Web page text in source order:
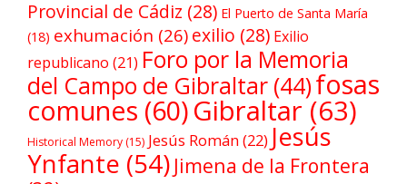
Provincial de Cádiz (28) El Puerto de Santa María
(18) exhumación (26) exilio (28) Exilio
republicano (21) Foro por la Memoria
del Campo de Gibraltar (44)fosas
comunes (60)Gibraltar(63)
Historical Memory (15) Jesús Román(22) Jesús
Ynfante (54) Jimena de la Frontera